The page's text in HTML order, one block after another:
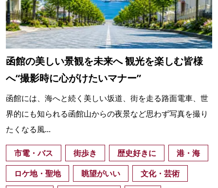
函館の美しい景観を未来へ 観光を楽しむ皆様
へ“撮影時に心がけたいマナー”
函館には、海へと続く美しい坂道、街を走る路面電車、世
界的にも知られる函館山からの夜景など思わず写真を撮り
たくなる風...
市電・バス 街歩き 歴史好きに
港・海
ロケ地・聖地
眺望がいい
文化・芸術